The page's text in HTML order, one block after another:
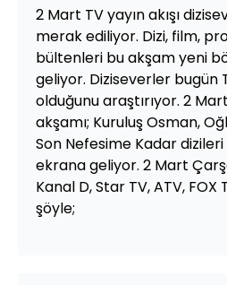
2 Mart TV yayın akışı
merak ediliyor. Dizi, film,
bültenleri bu akşam yeni
geliyor. Diziseverler bugün
olduğunu araştırıyor. 2
akşamı; Kuruluş Osman,
Son Nefesime Kadar
ekrana geliyor. 2 Mart
Kanal D, Star TV, ATV, FOX
şöyle;